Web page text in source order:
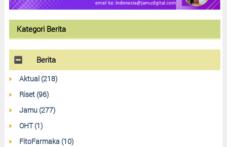
Kategori Berita
Berita
Aktual (218)
Riset (96)
Jamu (277)
OHT (1)
FitoFarmaka (10)